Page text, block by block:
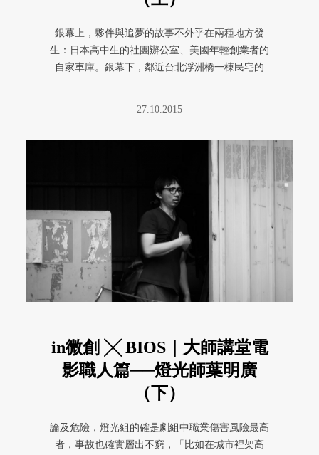
銀幕上，夥伴與追夢的故事不外乎在兩種地方發
生：日本高中生的社團辦公室、美國年輕創業者的
自家車庫。銀幕下，鄰近台北浮洲橋一棟民宅的
27.10.2015
in微創 ╳ BIOS｜大師講堂電
影職人篇──燈光師葉明廣
（下）
論及危險，燈光組的確是劇組中職業傷害風險最高
者，事故也確實層出不窮，「比如在城市裡架高